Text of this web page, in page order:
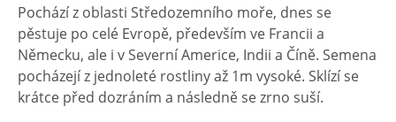
Pochází z oblasti Středozemního moře, dnes se
pěstuje po celé Evropě, především ve Francii a
Německu, ale i v Severní Americe, Indii a Číně. Semena
pocházejí z jednoleté rostliny až 1m vysoké. Sklízí se
krátce před dozráním a následně se zrno suší.